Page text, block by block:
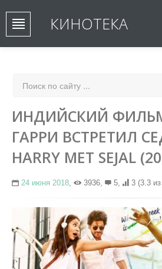
КИНОТЕКА
ИНДИЙСКИЙ
ГАРРИ ВСТРЕТИЛ
HARRY MET SEJAL
24 июня 2018, 3936, 5, 3 (3.3